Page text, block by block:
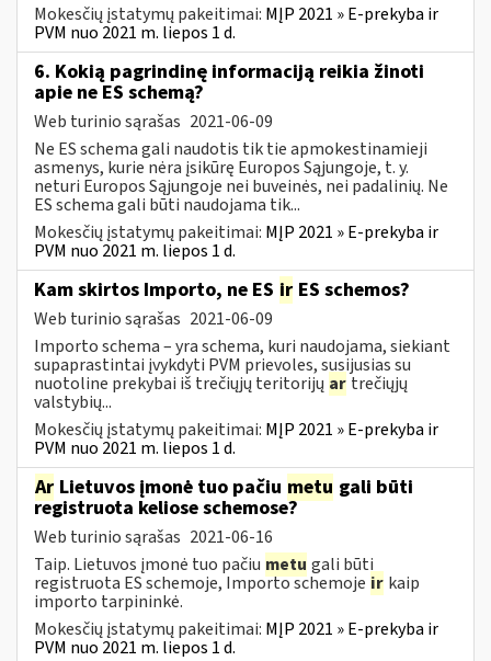
Mokesčių įstatymų pakeitimai: MĮP 2021 » E-prekyba ir
PVM nuo 2021 m. liepos 1 d.
6. Kokią pagrindinę informaciją reikia žinoti
apie ne ES schemą?
Web turinio sąrašas 2021-06-09
Ne ES schema gali naudotis tik tie apmokestinamieji
asmenys, kurie nėra įsikūrę Europos Sąjungoje, t. y.
neturi Europos Sąjungoje nei buveinės, nei padalinių. Ne
ES schema gali būti naudojama tik...
Mokesčių įstatymų pakeitimai: MĮP 2021 » E-prekyba ir
PVM nuo 2021 m. liepos 1 d.
Kam skirtos Importo, ne ES ir ES schemos?
Web turinio sąrašas 2021-06-09
Importo schema – yra schema, kuri naudojama, siekiant
supaprastintai įvykdyti PVM prievoles, susijusias su
nuotoline prekybai iš trečiųjų teritorijų ar trečiųjų
valstybių...
Mokesčių įstatymų pakeitimai: MĮP 2021 » E-prekyba ir
PVM nuo 2021 m. liepos 1 d.
Ar Lietuvos įmonė tuo pačiu metu gali būti
registruota keliose schemose?
Web turinio sąrašas 2021-06-16
Taip. Lietuvos įmonė tuo pačiu metu gali būti
registruota ES schemoje, Importo schemoje ir kaip
importo tarpininkė.
Mokesčių įstatymų pakeitimai: MĮP 2021 » E-prekyba ir
PVM nuo 2021 m. liepos 1 d.